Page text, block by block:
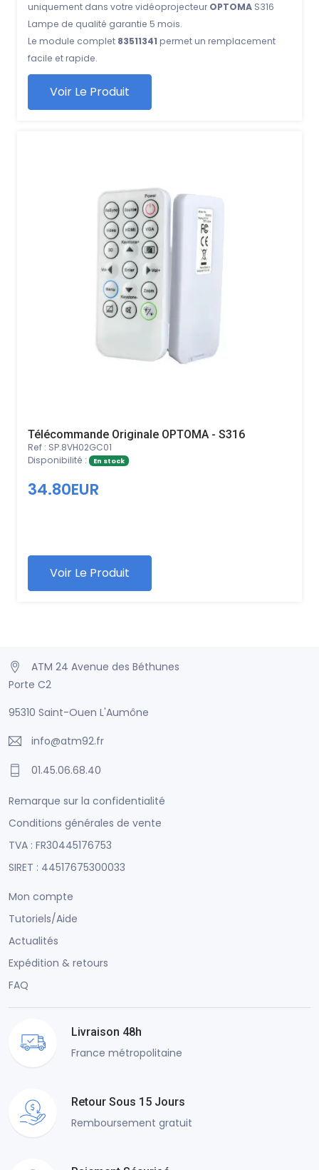
uniquement dans votre vidéoprojecteur OPTOMA S316
Lampe de qualité garantie 5 mois.
Le module complet 83511341 permet un remplacement
facile et rapide.
Voir Le Produit
Télécommande Originale OPTOMA - S316
Ref : SP.8VH02GC01
Disponibilité :
En stock
34.80EUR
Voir Le Produit
ATM 24 Avenue des Béthunes
Porte C2
95310 Saint-Ouen L'Aumône
info@atm92.fr
01.45.06.68.40
Remarque sur la confidentialité
Conditions générales de vente
TVA : FR30445176753
SIRET : 44517675300033
Mon compte
Tutoriels/Aide
Actualités
Expédition & retours
FAQ
Livraison 48h
France métropolitaine
Retour Sous 15 Jours
Remboursement gratuit